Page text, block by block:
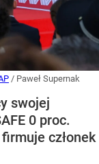
/ Paweł Supernak
swojej
0 proc.
członek